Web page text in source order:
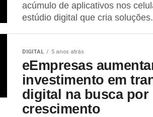
acúmulo de aplicativos nos
estúdio digital que cria
DIGITAL 5 anos atrás
eEmpresas
investimento em
digital na busca por
crescimento